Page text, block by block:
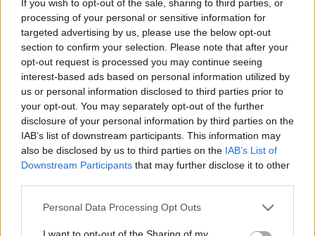
If you wish to opt-out of the sale, sharing to third parties, or
processing of your personal or sensitive information for
targeted advertising by us, please use the below opt-out
section to confirm your selection. Please note that after your
opt-out request is processed you may continue seeing
interest-based ads based on personal information utilized by
us or personal information disclosed to third parties prior to
your opt-out. You may separately opt-out of the further
disclosure of your personal information by third parties on the
IAB’s list of downstream participants. This information may
also be disclosed by us to third parties on the IAB’s List of
Downstream Participants that may further disclose it to other
Personal Data Processing Opt Outs
I want to opt-out of the Sharing of my
αλκοολούχα ποτά (μη σερβιριζόμενα),
τσιγάρα.
2,0% στην ομάδα Ένδυση και υπόδηση, λόγω
αύξησης των τιμών στα είδη ένδυσης και
υπόδησης.
13,8% στην ομάδα Στέγαση, λόγω αύξησης
κυρίως των τιμών σε: ενοίκια κατοικιών,
επισκευή και συντήρηση κατοικίας, διάφορες
θέρμανσης, στερεά καύσιμα.